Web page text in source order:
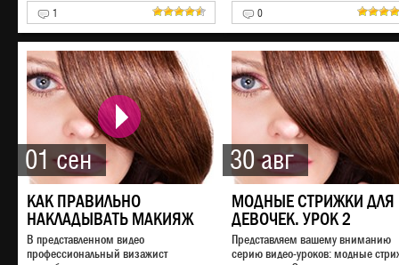
1 0
01 сен
КАК ПРАВИЛЬНО
НАКЛАДЫВАТЬ МАКИЯЖ
В представленном видео
профессиональный визажист
30 авг
МОДНЫЕ СТРИЖКИ ДЛЯ
ДЕВОЧЕК. УРОК 2
Представляем вашему вниманию
серию видео-уроков: модные